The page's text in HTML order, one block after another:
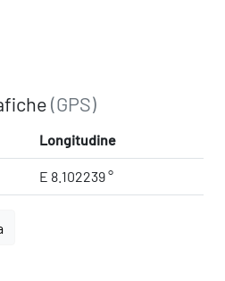
(GPS)
Longitudine
E 8.102239 °